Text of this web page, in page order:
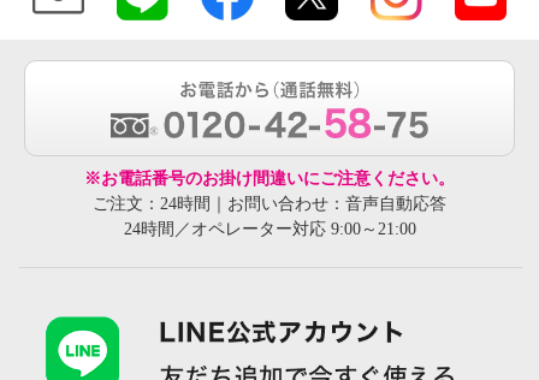
※お電話番号のお掛け間違いにご注意ください。
ご注文：24時間｜お問い合わせ：音声自動応答
24時間／オペレーター対応 9:00～21:00